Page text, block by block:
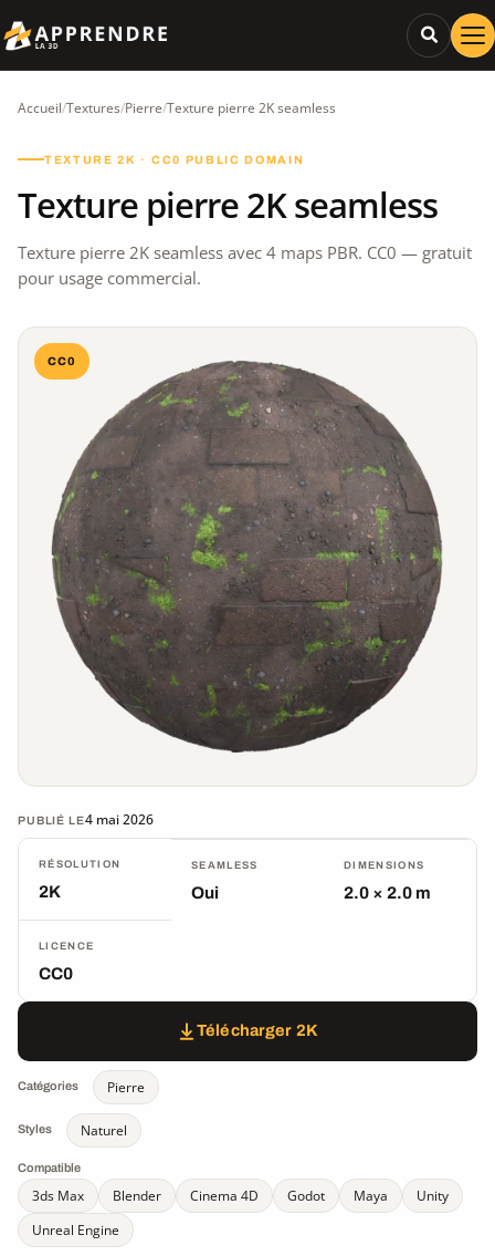
Accueil/Textures/Pierre/Texture pierre 2K seamless
TEXTURE 2K · CC0 PUBLIC DOMAIN
Texture pierre 2K seamless
Texture pierre 2K seamless avec 4 maps PBR. CC0 — gratuit
pour usage commercial.
CC0
PUBLIÉ LE4 mai 2026
RÉSOLUTION
2K
SEAMLESS
Oui
DIMENSIONS
2.0 × 2.0 m
LICENCE
CC0
Télécharger 2K
Catégories Pierre
Styles Naturel
Compatible
3ds Max Blender Cinema 4D Godot Maya
Unity
Unreal Engine